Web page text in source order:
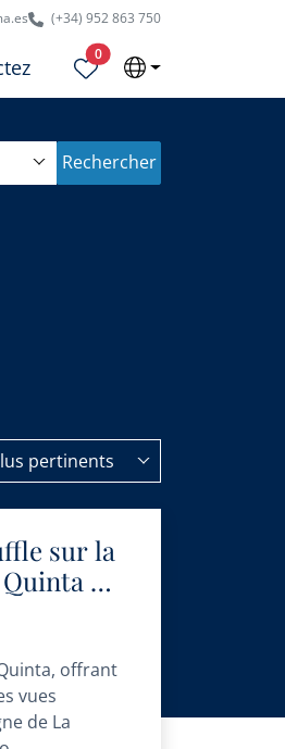
(+34) 952 863 750
0Propriétés sélectionnées
Rechercher
pertinents
sur la
–
offrant
vues
de La